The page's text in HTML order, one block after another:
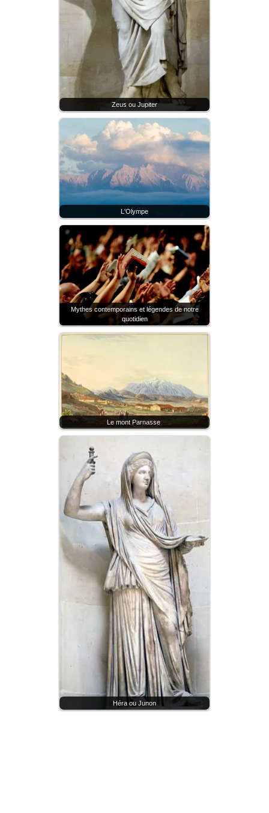
Zeus ou Jupiter
L'Olympe
Mythes contemporains et légendes de notre
quotidien
Le mont Parnasse
Héra ou Junon